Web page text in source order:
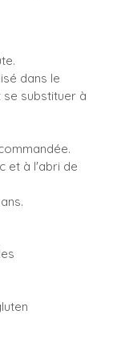
dans le
substituer à
et à l'abri de